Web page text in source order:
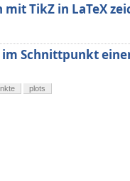
TikZ in LaTeX
Schnittpunkt
plots